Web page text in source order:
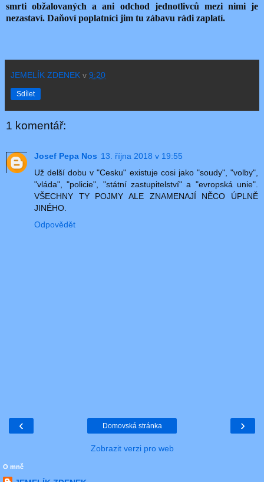
smrti obžalovaných a ani odchod jednotlivců mezi nimi je
nezastaví. Daňoví poplatníci jim tu zábavu rádi zaplatí.
JEMELÍK ZDENEK v 9:20
Sdílet
1 komentář:
Josef Pepa Nos 13. října 2018 v 19:55
Už delší dobu v "Cesku" existuje cosi jako "soudy", "volby",
"vláda", "policie", "státní zastupitelství" a "evropská unie".
VŠECHNY TY POJMY ALE ZNAMENAJÍ NĚCO ÚPLNĚ
JINÉHO.
Odpovědět
‹ ›
Domovská stránka
Zobrazit verzi pro web
O mně